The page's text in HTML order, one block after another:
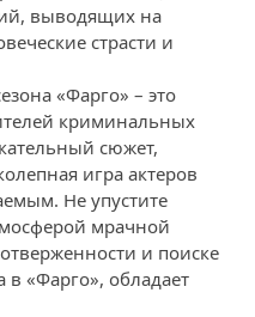
выводящих на
страсти и
«Фарго» – это
криминальных
сюжет,
игра актеров
Не упустите
мрачной
и поиске
в «Фарго», обладает